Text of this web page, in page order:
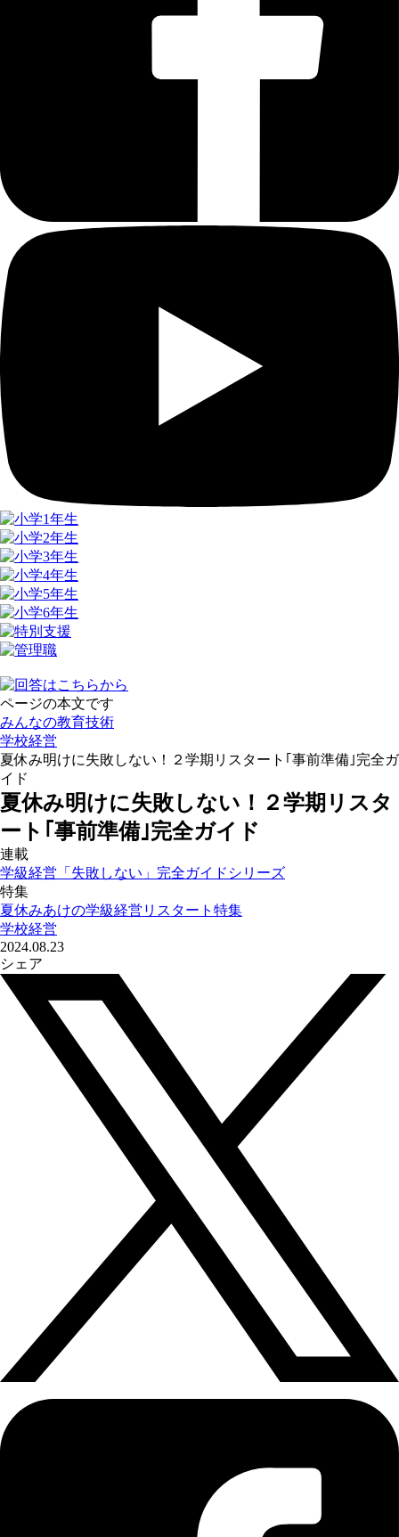
ページの本文です
みんなの教育技術
学校経営
夏休み明けに失敗しない！２学期リスタート｢事前準備｣完全ガ
イド
夏休み明けに失敗しない！２学期リスタ
ート｢事前準備｣完全ガイド
連載
学級経営「失敗しない」完全ガイドシリーズ
特集
夏休みあけの学級経営リスタート特集
学校経営
2024.08.23
シェア